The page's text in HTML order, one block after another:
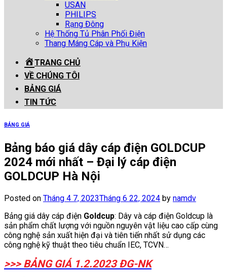
USAN
PHILIPS
Rạng Đông
Hệ Thống Tủ Phân Phối Điện
Thang Máng Cáp và Phụ Kiện
TRANG CHỦ
VỀ CHÚNG TÔI
BẢNG GIÁ
TIN TỨC
BẢNG GIÁ
Bảng báo giá dây cáp điện GOLDCUP
2024 mới nhất – Đại lý cáp điện
GOLDCUP Hà Nội
Posted on Tháng 4 7, 2023Tháng 6 22, 2024 by namdv
Bảng giá dây cáp điện Goldcup: Dây và cáp điện Goldcup là
sản phẩm chất lượng với nguồn nguyên vật liệu cao cấp cùng
công nghệ sản xuất hiện đại và tiên tiến nhất sử dụng các
công nghệ kỹ thuật theo tiêu chuẩn IEC, TCVN…
>>> BẢNG GIÁ 1.2.2023 ĐG-NK